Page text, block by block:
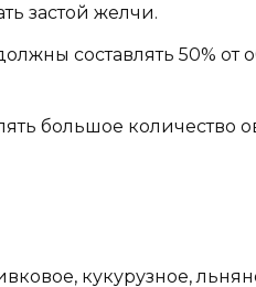
застой желчи.
составлять 50% от
большое количество
кукурузное,